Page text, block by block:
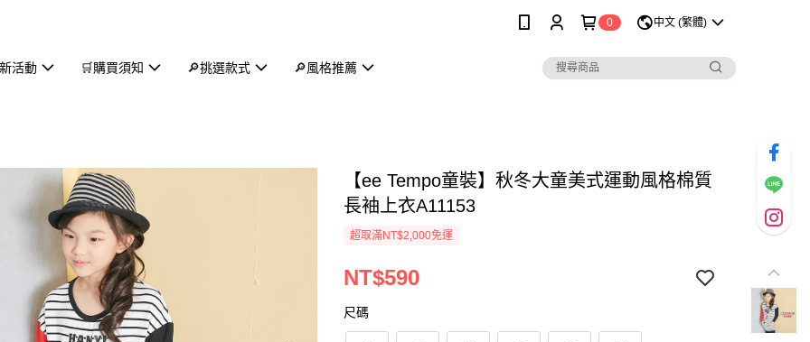
0 中文 (繁體)
活動 🛒購買須知 🔎挑選款式 🔎風格推薦
【ee Tempo童裝】秋冬大童美式運動風格棉質
長袖上衣A11153
超取滿NT$2,000免運
NT$590
尺碼